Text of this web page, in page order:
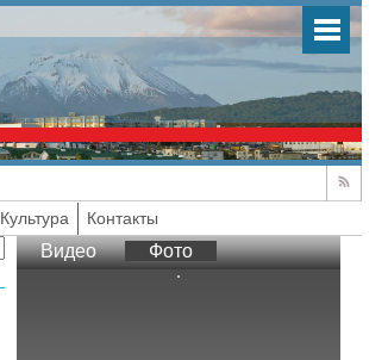
Культура
Контакты
Видео Фото